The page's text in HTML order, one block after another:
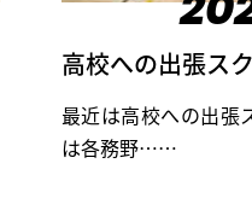
高校への出張ス
最近は高校への出張
は各務野……